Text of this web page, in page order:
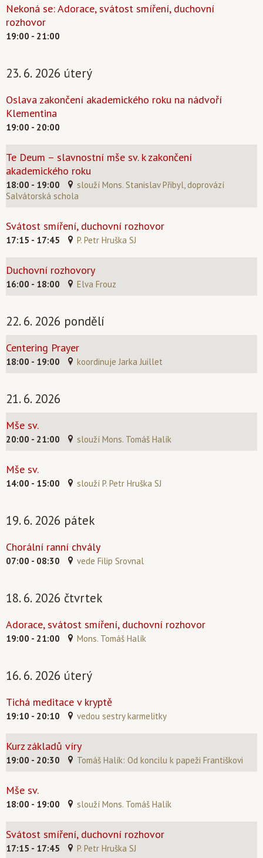
Nekoná se: Adorace, svátost smíření, duchovní
rozhovor
19:00 - 21:00
23. 6. 2026 úterý
Oslava zakončení akademického roku na nádvoří
Klementina
19:00 - 20:00
Te Deum – slavnostní mše sv. k zakončení
akademického roku
18:00 - 19:00
slouží Mons. Stanislav Přibyl, doprovází
Salvátorská schola
Svátost smíření, duchovní rozhovor
17:15 - 17:45 P. Petr Hruška SJ
Duchovní rozhovory
16:00 - 18:00 Elva Frouz
22. 6. 2026 pondělí
Centering Prayer
18:00 - 19:00 koordinuje Jarka Juillet
21. 6. 2026
Mše sv.
20:00 - 21:00 slouží Mons. Tomáš Halík
Mše sv.
14:00 - 15:00 slouží P. Petr Hruška SJ
19. 6. 2026 pátek
Chorální ranní chvály
07:00 - 08:30 vede Filip Srovnal
18. 6. 2026 čtvrtek
Adorace, svátost smíření, duchovní rozhovor
19:00 - 21:00 Mons. Tomáš Halík
16. 6. 2026 úterý
Tichá meditace v kryptě
19:10 - 20:10 vedou sestry karmelitky
Kurz základů víry
19:00 - 20:30 Tomáš Halík: Od koncilu k papeži Františkovi
Mše sv.
18:00 - 19:00 slouží Mons. Tomáš Halík
Svátost smíření, duchovní rozhovor
17:15 - 17:45 P. Petr Hruška SJ